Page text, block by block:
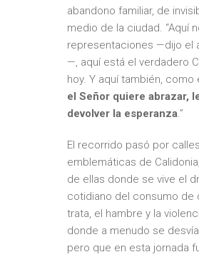
abandono familiar, de
medio de la ciudad. “Aquí
representaciones —dijo el
—, aquí está el verdadero
hoy. Y aquí también, como
el Señor quiere abrazar,
devolver la esperanza.”
El recorrido pasó por calles
emblemáticas de
de ellas donde se vive el
cotidiano del consumo de
trata, el hambre y la
donde a menudo se
pero que en esta jornada